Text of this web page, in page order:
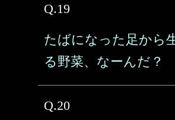
Q.19
たばになった足から
る野菜、なーんだ？
Q.20